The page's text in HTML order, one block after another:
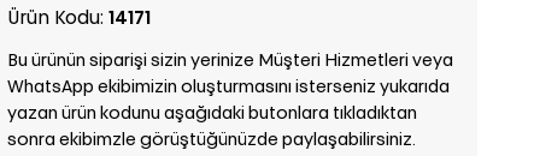
Ürün Kodu: 14171
Bu ürünün siparişi sizin yerinize Müşteri Hizmetleri veya
WhatsApp ekibimizin oluşturmasını isterseniz yukarıda
yazan ürün kodunu aşağıdaki butonlara tıkladıktan
sonra ekibimzle görüştüğünüzde paylaşabilirsiniz.